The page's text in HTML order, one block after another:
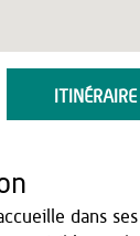
ITINÉRAIRE
dans